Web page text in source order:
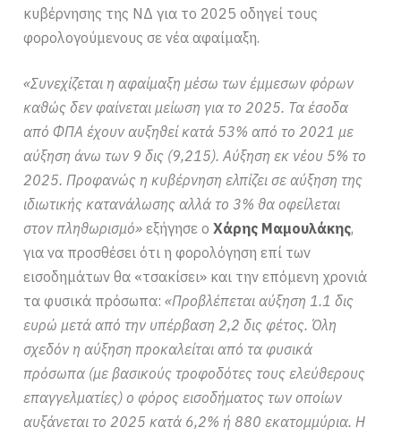
κυβέρνησης της ΝΔ για το 2025 οδηγεί τους
φορολογούμενους σε νέα αφαίμαξη.
«Συνεχίζεται η αφαίμαξη μέσω των έμμεσων φόρων
καθώς δεν φαίνεται μείωση για το 2025. Τα έσοδα
από ΦΠΑ έχουν αυξηθεί κατά 53% από το 2021 με
αύξηση άνω των 9 δις (9,215). Αύξηση εκ νέου 5% το
2025. Προφανώς η κυβέρνηση ελπίζει σε αύξηση της
ιδιωτικής κατανάλωσης αλλά το 3% θα οφείλεται
στον πληθωρισμό» εξήγησε οΧάρης Μαμουλάκης,
για να προσθέσει ότι η φορολόγηση επί των
εισοδημάτων θα «τσακίσει» και την επόμενη χρονιά
τα φυσικά πρόσωπα:«Προβλέπεται αύξηση 1.1 δις
ευρώ μετά από την υπέρβαση 2,2 δις φέτος. Όλη
σχεδόν η αύξηση προκαλείται από τα φυσικά
πρόσωπα (με βασικούς τροφοδότες τους ελεύθερους
επαγγελματίες) ο φόρος εισοδήματος των οποίων
αυξάνεται το 2025 κατά 6,2% ή 880 εκατομμύρια. Η